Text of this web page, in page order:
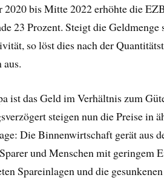
2020 bis Mitte 2022 erhöhte die
23 Prozent. Steigt die
so löst dies nach der
ist das Geld im Verhältnis zum
steigen nun die Preise in
Die Binnenwirtschaft gerät aus
und Menschen mit geringem
Spareinlagen und die